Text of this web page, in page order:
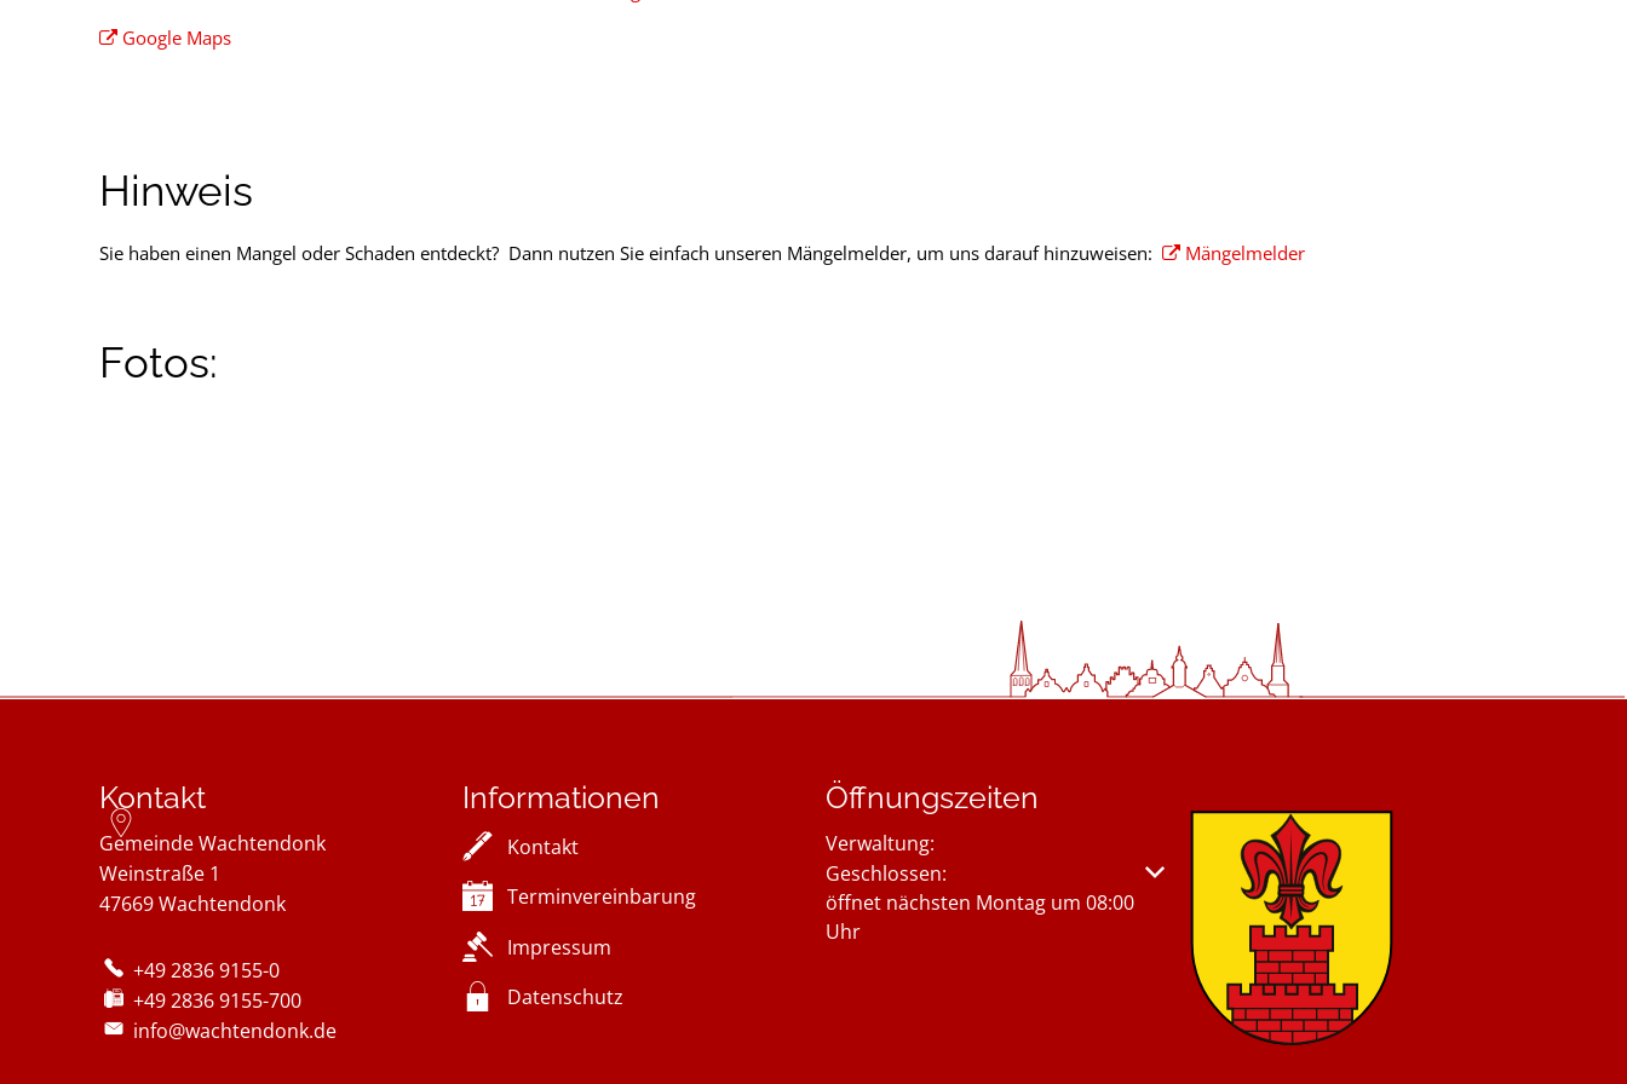
Google Maps
Hinweis
Sie haben einen Mangel oder Schaden entdeckt? Dann nutzen Sie einfach unseren Mängelmelder, um uns darauf hinzuweisen: Mängelmelder
Fotos:
Kontakt
Gemeinde Wachtendonk
Weinstraße 1
47669Wachtendonk
+49 2836 9155-0
+49 2836 9155-700
info@wachtendonk.de
Informationen
Kontakt
Terminvereinbarung
Impressum
Datenschutz
Öffnungszeiten
Verwaltung:
Klicken, um weitere Öffnungs- oder Schließzeiten auszublenden
Geschlossen:
öffnet nächsten Montag um 08:00
Uhr